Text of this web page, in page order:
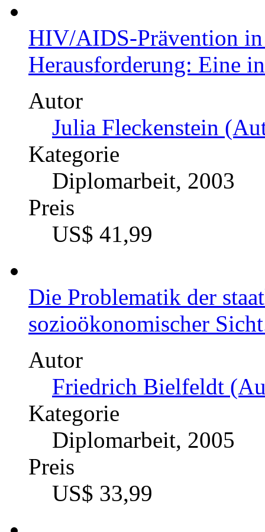
HIV/AIDS-Prävention
Herausforderung: Eine
Autor
Julia Fleckenstein
Kategorie
Diplomarbeit, 2003
Preis
US$ 41,99
Die Problematik der
sozioökonomischer
Autor
Friedrich Bielfeldt
Kategorie
Diplomarbeit, 2005
Preis
US$ 33,99